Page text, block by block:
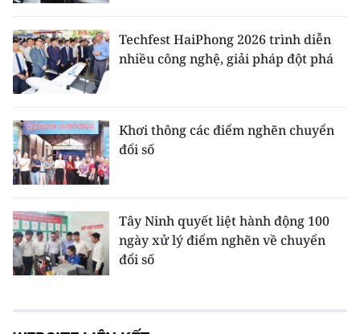
Techfest HaiPhong 2026 trình diễn
nhiều công nghệ, giải pháp đột phá
Khơi thông các điểm nghẽn chuyển
đổi số
Tây Ninh quyết liệt hành động 100
ngày xử lý điểm nghẽn về chuyển
đổi số